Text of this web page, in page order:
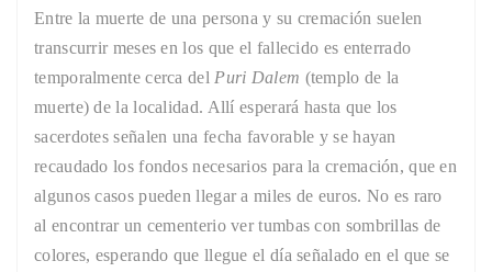
Entre la muerte de una persona y su cremación suelen
transcurrir meses en los que el fallecido es enterrado
temporalmente cerca del Puri Dalem (templo de la
muerte) de la localidad. Allí esperará hasta que los
sacerdotes señalen una fecha favorable y se hayan
recaudado los fondos necesarios para la cremación, que en
algunos casos pueden llegar a miles de euros. No es raro
al encontrar un cementerio ver tumbas con sombrillas de
colores, esperando que llegue el día señalado en el que se